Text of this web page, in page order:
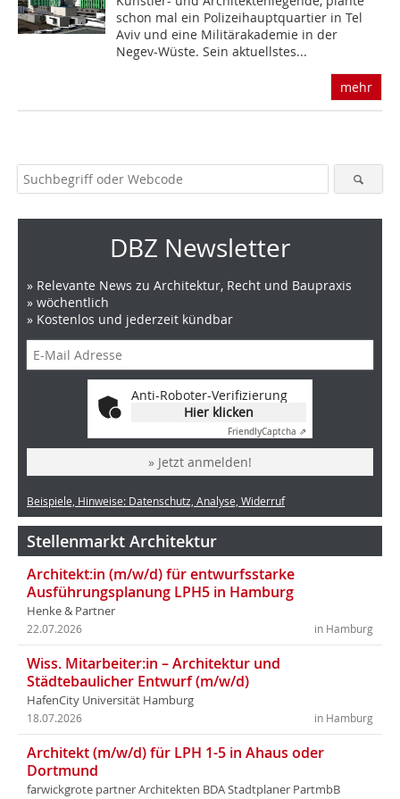
schon mal ein Polizeihauptquartier in Tel
Aviv und eine Militärakademie in der
Negev-Wüste. Sein aktuellstes...
mehr
DBZ Newsletter
» Relevante News zu Architektur, Recht und Baupraxis
» wöchentlich
» Kostenlos und jederzeit kündbar
Anti-Roboter-Verifizierung
Hier klicken
FriendlyCaptcha ⇗
» Jetzt anmelden!
Beispiele, Hinweise: Datenschutz, Analyse, Widerruf
Stellenmarkt Architektur
Architekt:in (m/w/d) für entwurfsstarke
Ausführungsplanung LPH5 in Hamburg
Henke & Partner
in Hamburg
22.07.2026
Wiss. Mitarbeiter:in – Architektur und
Städtebaulicher Entwurf (m/w/d)
HafenCity Universität Hamburg
in Hamburg
18.07.2026
Architekt (m/w/d) für LPH 1-5 in Ahaus oder
Dortmund
farwickgrote partner Architekten BDA Stadtplaner PartmbB